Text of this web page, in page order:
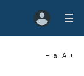
a A